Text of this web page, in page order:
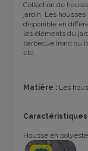
Collection de
jardin. Les
disponible en
les éléments du
barbecue (rond ou
etc.
Matière : Les
Housse en